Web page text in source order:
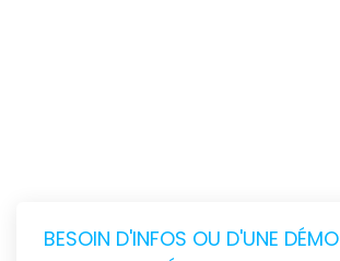
BESOIN D'INFOS OU D'UNE DÉMO